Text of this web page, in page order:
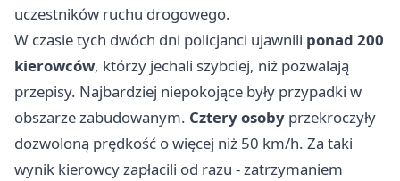
uczestników ruchu drogowego.
W czasie tych dwóch dni policjanci ujawnili ponad 200
kierowców, którzy jechali szybciej, niż pozwalają
przepisy. Najbardziej niepokojące były przypadki w
obszarze zabudowanym. Cztery osoby przekroczyły
dozwoloną prędkość o więcej niż 50 km/h. Za taki
wynik kierowcy zapłacili od razu - zatrzymaniem